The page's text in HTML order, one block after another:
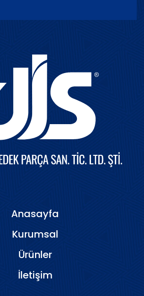
Anasayfa
Kurumsal
Ürünler
İletişim